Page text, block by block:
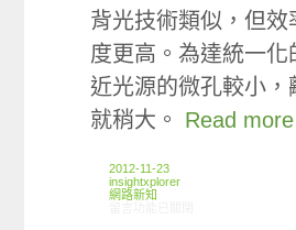
背光技術類似，但效
度更高。為達統一化
近光源的微孔較小，
就稍大。 Read more
2012-11-23
insightxplorer
網路新知